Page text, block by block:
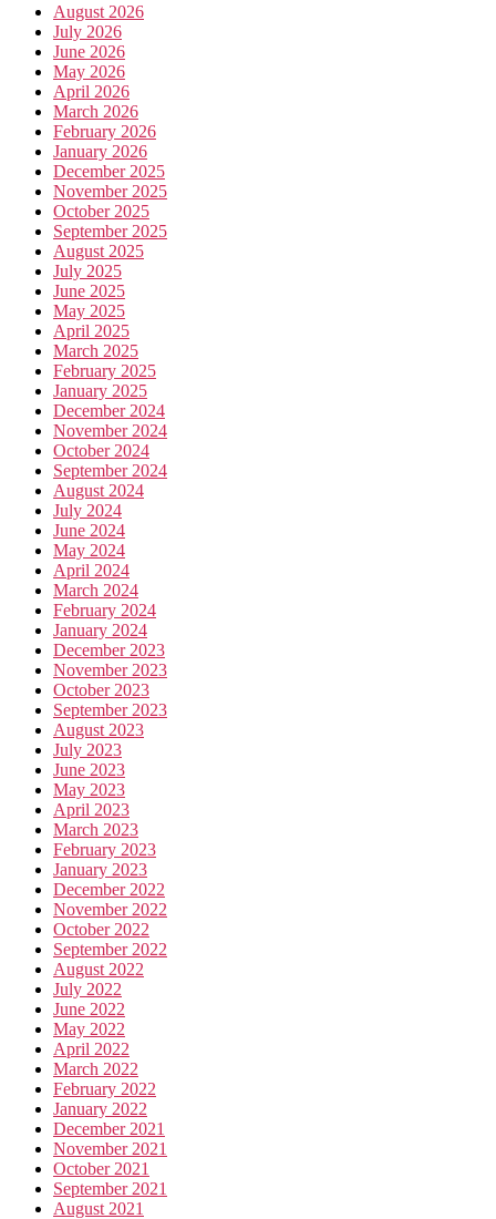
August 2026
July 2026
June 2026
May 2026
April 2026
March 2026
February 2026
January 2026
December 2025
November 2025
October 2025
September 2025
August 2025
July 2025
June 2025
May 2025
April 2025
March 2025
February 2025
January 2025
December 2024
November 2024
October 2024
September 2024
August 2024
July 2024
June 2024
May 2024
April 2024
March 2024
February 2024
January 2024
December 2023
November 2023
October 2023
September 2023
August 2023
July 2023
June 2023
May 2023
April 2023
March 2023
February 2023
January 2023
December 2022
November 2022
October 2022
September 2022
August 2022
July 2022
June 2022
May 2022
April 2022
March 2022
February 2022
January 2022
December 2021
November 2021
October 2021
September 2021
August 2021